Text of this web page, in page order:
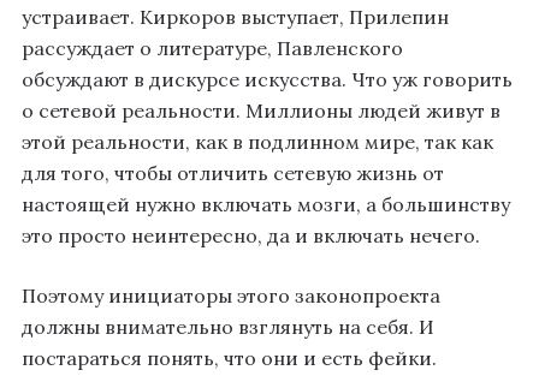
устраивает. Киркоров выступает, Прилепин
рассуждает о литературе, Павленского
обсуждают в дискурсе искусства. Что уж говорить
о сетевой реальности. Миллионы людей живут в
этой реальности, как в подлинном мире, так как
для того, чтобы отличить сетевую жизнь от
настоящей нужно включать мозги, а большинству
это просто неинтересно, да и включать нечего.
Поэтому инициаторы этого законопроекта
должны внимательно взглянуть на себя. И
постараться понять, что они и есть фейки.